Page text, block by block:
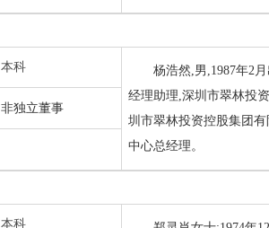
本科
杨浩然,男,1987年2
经理助理,深圳市翠林投
圳市翠林投资控股集团
中心总经理。
非独立董事
本科